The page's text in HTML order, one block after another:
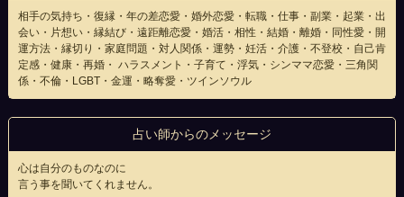
相手の気持ち・復縁・年の差恋愛・婚外恋愛・転職・仕事・副業・起業・出
会い・片想い・縁結び・遠距離恋愛・婚活・相性・結婚・離婚・同性愛・開
運方法・縁切り・家庭問題・対人関係・運勢・妊活・介護・不登校・自己肯
定感・健康・再婚・ ハラスメント・子育て・浮気・シンママ恋愛・三角関
係・不倫・LGBT・金運・略奪愛・ツインソウル
占い師からのメッセージ
心は自分のものなのに
言う事を聞いてくれません。